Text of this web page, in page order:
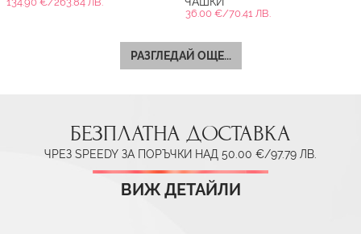
36.00 €/70.41 ЛВ.
РАЗГЛЕДАЙ ОЩЕ...
БЕЗПЛАТНА ДОСТАВКА
ЧРЕЗ SPEEDY ЗА ПОРЪЧКИ НАД 50.00 €/97.79 ЛВ.
ВИЖ ДЕТАЙЛИ